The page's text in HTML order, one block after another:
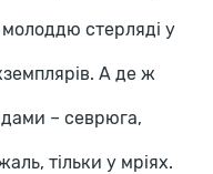
стерляді у
А де ж
– севрюга,
тільки у мріях.